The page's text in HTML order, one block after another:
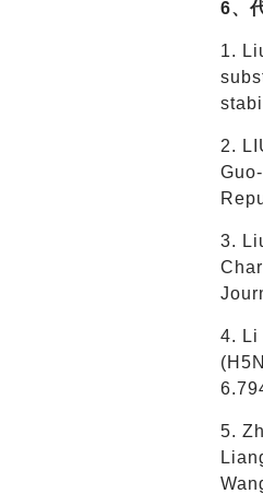
6、
1.
2.
3.
4. Li
5.